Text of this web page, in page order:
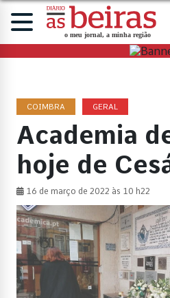
COIMBRA GERAL
Academia
hoje de
16 de março de 2022 às 10 h22